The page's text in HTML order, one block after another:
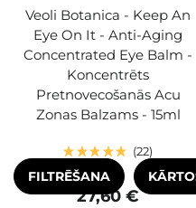
Veoli Botanica - Keep An
Eye On It - Anti-Aging
Concentrated Eye Balm -
Koncentrēts
Pretnovecošanās Acu
Zonas Balzams - 15ml
22
27,60 €
FILTRĒŠANA